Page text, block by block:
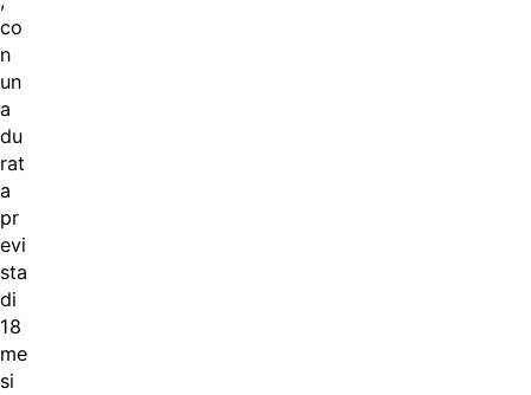
co
n
un
a
du
rat
a
pr
evi
sta
di
18
me
si